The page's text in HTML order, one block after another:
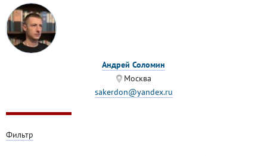
Андрей Соломин
Москва
sakerdon@yandex.ru
Фильтр